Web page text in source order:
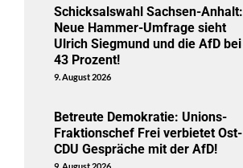
Schicksalswahl Sachsen-Anhalt:
Neue Hammer-Umfrage sieht
Ulrich Siegmund und die AfD bei
43 Prozent!
9. August 2026
Betreute Demokratie: Unions-
Fraktionschef Frei verbietet Ost-
CDU Gespräche mit der AfD!
9. August 2026